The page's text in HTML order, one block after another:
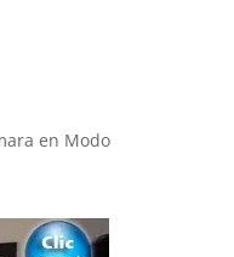
en Modo